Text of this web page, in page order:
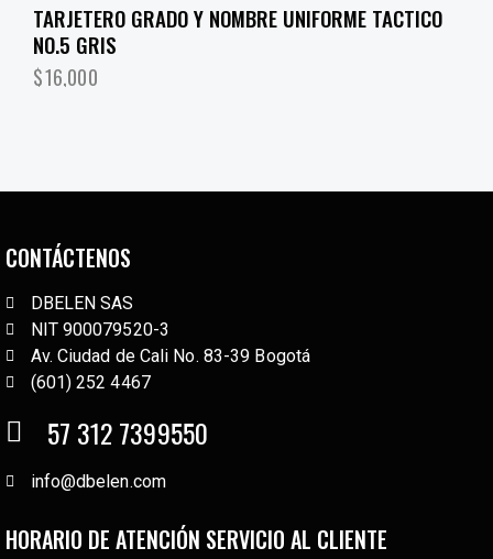
TARJETERO GRADO Y NOMBRE UNIFORME TACTICO
NO.5 GRIS
$16,000
CONTÁCTENOS
DBELEN SAS
NIT 900079520-3
Av. Ciudad de Cali No. 83-39 Bogotá
(601) 252 4467
57 312 7399550
info@dbelen.com
HORARIO DE ATENCIÓN SERVICIO AL CLIENTE